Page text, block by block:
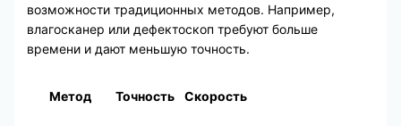
возможности традиционных методов. Например,
влагосканер или дефектоскоп требуют больше
времени и дают меньшую точность.
Метод Точность Скорость